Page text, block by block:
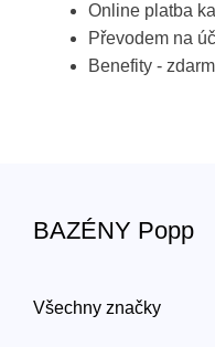
Online platba
Převodem na
Benefity -
BAZÉNY Popp
Všechny značky